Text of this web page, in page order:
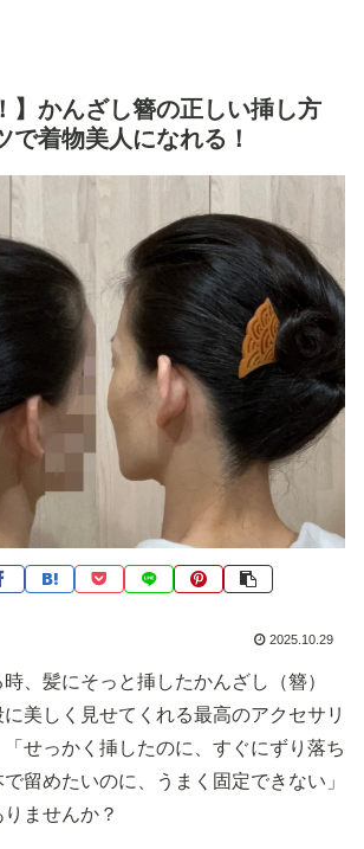
】かんざし簪の正しい挿し方
で着物美人になれる！
2025.10.29
、髪にそっと挿したかんざし（簪）
美しく見せてくれる最高のアクセサリ
せっかく挿したのに、すぐにずり落ち
留めたいのに、うまく固定できない」
ませんか？